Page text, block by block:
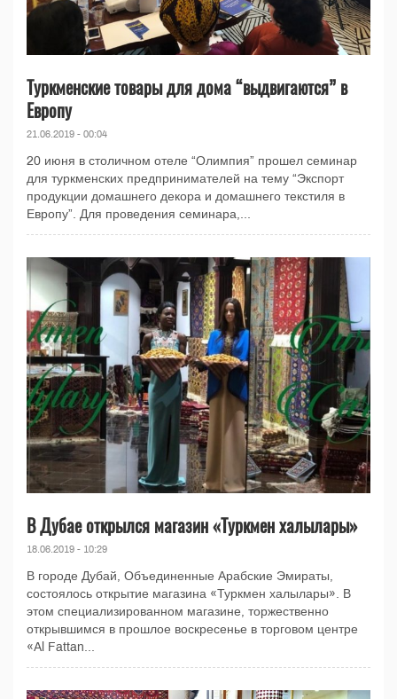
Туркменские товары для дома “выдвигаются” в
Европу
21.06.2019 - 00:04
20 июня в столичном отеле “Олимпия” прошел семинар
для туркменских предпринимателей на тему “Экспорт
продукции домашнего декора и домашнего текстиля в
Европу”. Для проведения семинара,...
В Дубае открылся магазин «Туркмен халылары»
18.06.2019 - 10:29
В городе Дубай, Объединенные Арабские Эмираты,
состоялось открытие магазина «Туркмен халылары». В
этом специализированном магазине, торжественно
открывшимся в прошлое воскресенье в торговом центре
«Al Fattan...